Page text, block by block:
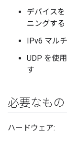
デバイス
ニングする
IPv6 マル
UDP を使
す
必要なもの
ハードウェア: